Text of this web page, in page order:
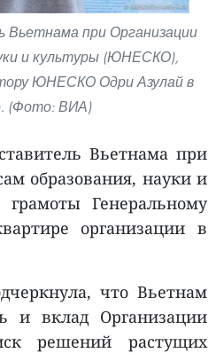
Вьетнама при Организации
и культуры (ЮНЕСКО),
ЮНЕСКО Одри Азулай в
(Фото: ВИА)
Вьетнама при
образования, науки и
Генеральному
организации в
что Вьетнам
и вклад Организации
решений растущих